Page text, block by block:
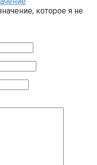
которое я не